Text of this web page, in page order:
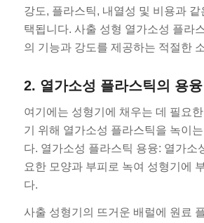
강도, 플라스틱, 내열성 및 비용과 같
택됩니다. 사출 성형 열가소성 플라
의 기능과 강도를 제공하는 적절한
2. 열가소성 플라스틱의 용융
여기에는 성형기에 채우는 데 필요
기 위해 열가소성 플라스틱을 녹이
다. 열가소성 플라스틱 용융: 열가소
요한 모양과 부피로 녹여 성형기에
다.
사출 성형기의 뜨거운 배럴에 원료